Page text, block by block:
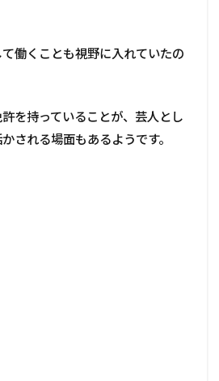
働くことも視野に入れていたの
を持っていることが、芸人とし
される場面もあるようです。